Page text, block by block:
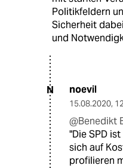
Politikfeldern
Sicherheit
und
N noevil
15.08.2020,
@Benedikt
"Die SPD
sich auf
profilieren